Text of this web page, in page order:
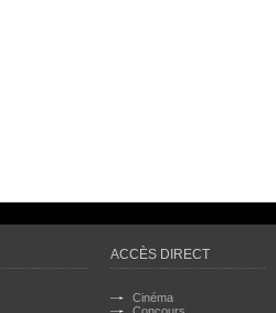
ACCÈS DIRECT
Cinéma